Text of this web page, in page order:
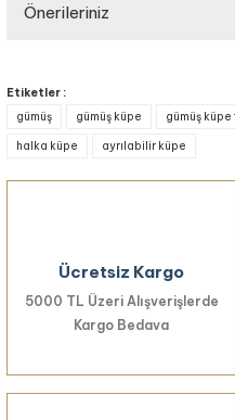
Önerileriniz
Görüş ve önerileriniz için teşekkür
Ürün resmi kalitesiz, bozuk
Ürün fiyatı diğer sitelerden
Bu ürüne benzer farklı
Etiketler :
gümüş
gümüş küpe gümüş küpe
halka küpe ayrılabilir küpe
Ücretsiz Kargo
5000 TL Üzeri Alışverişlerde
Kargo Bedava